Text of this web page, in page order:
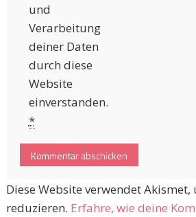
und
Verarbeitung
deiner Daten
durch diese
Website
einverstanden.
*
Diese Website verwendet Akismet,
reduzieren. Erfahre, wie deine